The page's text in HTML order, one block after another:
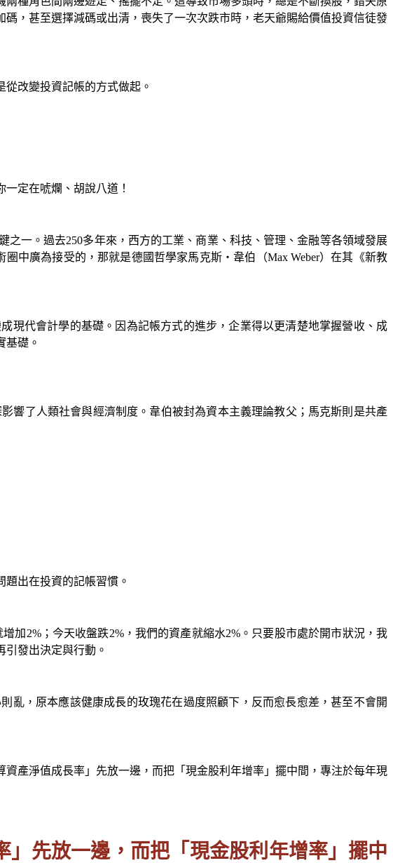
，甚至選擇減碼或出清，喪失了一次次跌市時，老天爺賜給價值投資信徒發
改變投資記帳的方式做起。
定在唬爛、胡說八道！
一。過去250多年來，西方的工業、商業、科技、管理、金融等各領域發展
中廣為接受的，那就是德國哲學家馬克斯‧韋伯（Max Weber）在其《新教
現代會計學的基礎。因為記帳方式的進步，企業得以更清楚地掌握營收、成
礎。
響了人類社會與經濟制度。韋伯被封為資本主義理論教父；馬克斯則是共產
出在投資的記帳習慣。
加2%；今天收盤跌2%，我們的資產就縮水2%。只要股市處於開市狀況，我
發出決定與行動。
亂，原本應該健康成長的玫瑰花在過度照顧下，反而愈長愈差，甚至不會開
產淨值成長率」先放一邊，而把「現金股利年增率」擺中間，專注於每年現
先放一邊，而把「現金股利年增率」擺中